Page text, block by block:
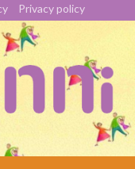
Privacy policy